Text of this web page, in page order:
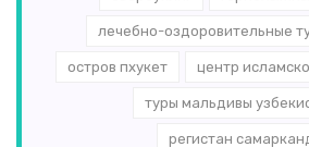
лечебно-оздоровительные
остров пхукет центр
туры мальдивы
регистан